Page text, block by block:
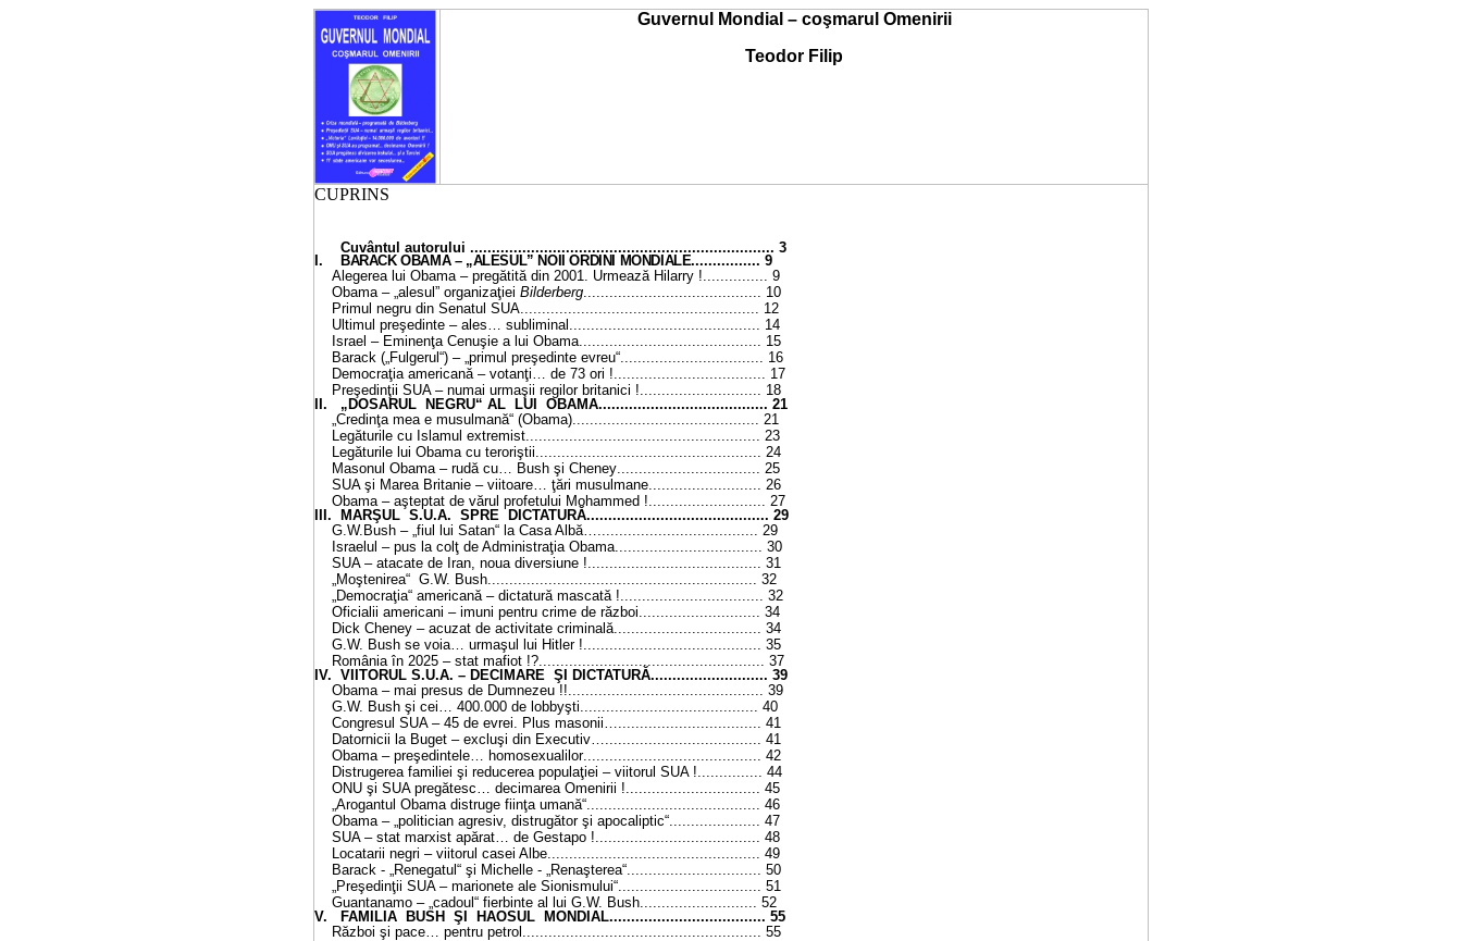
Guvernul Mondial – coşmarul Omenirii
Teodor Filip
CUPRINS
Cuvântul autorului ...................................................................... 3
. BARACK OBAMA – „ALESUL” NOII ORDINI MONDIALE................9
Alegerea lui Obama – pregătită din 2001. Urmează Hilarry !............... 9
Obama – „alesul” organizaţiei Bilderberg......................................... 10
Primul negru din Senatul SUA....................................................... 12
Ultimul preşedinte – ales… subliminal ............................................ 14
Israel – Eminenţa Cenuşie a lui Obama.......................................... 15
Barack („Fulgerul“) – „primul preşedinte evreu“................................. 16
Democraţia americană – votanţi… de 73 ori !................................... 17
Preşedinţii SUA – numai urmaşii regilor britanici !............................ 18
II. „DOSARUL NEGRU“ AL LUI OBAMA....................................... 21
„Credinţa mea e musulmană“ (Obama)........................................... 21
Legăturile cu Islamul extremist...................................................... 23
Legăturile lui Obama cu teroriştii.................................................... 24
Masonul Obama – rudă cu… Bush şi Cheney................................. 25
SUA şi Marea Britanie – viitoare… ţări musulmane.......................... 26
Obama – aşteptat de vărul profetului Mohammed !........................... 27
III. MARŞUL S.U.A. SPRE DICTATURĂ.......................................... 29
G.W.Bush – „fiul lui Satan“ la Casa Albă…..................................... 29
Israelul – pus la colţ de Administraţia Obama.................................. 30
SUA – atacate de Iran, noua diversiune !........................................ 31
„Moştenirea“ G.W. Bush.............................................................. 32
„Democraţia“ americană – dictatură mascată !................................. 32
Oficialii americani – imuni pentru crime de război............................ 34
Dick Cheney – acuzat de activitate criminală.................................. 34
G.W. Bush se voia… urmaşul lui Hitler !......................................... 35
România în 2025 – stat mafiot !?.................................................... 37
IV. VIITORUL S.U.A. – DECIMARE ŞI DICTATURĂ........................... 39
Obama – mai presus de Dumnezeu !!............................................. 39
G.W. Bush şi cei… 400.000 de lobbyşti......................................... 40
Congresul SUA – 45 de evrei. Plus masonii…................................. 41
Datornicii la Buget – excluşi din Executiv….................................... 41
Obama – preşedintele… homosexualilor......................................... 42
Distrugerea familiei şi reducerea populaţiei – viitorul SUA !............... 44
ONU şi SUA pregătesc… decimarea Omenirii !............................... 45
„Arogantul Obama distruge fiinţa umană“........................................ 46
Obama – „politician agresiv, distrugător şi apocaliptic“..................... 47
SUA – stat marxist apărat… de Gestapo !...................................... 48
Locatarii negri – viitorul casei Albe................................................. 49
Barack - „Renegatul“ şi Michelle - „Renaşterea“............................... 50
„Preşedinţii SUA – marionete ale Sionismului“................................. 51
Guantanamo – „cadoul“ fierbinte al lui G.W. Bush........................... 52
V. FAMILIA BUSH ŞI HAOSUL MONDIAL.................................... 55
Război şi pace… pentru petrol ....................................................... 55